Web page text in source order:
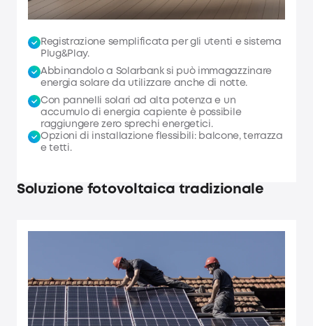
Registrazione semplificata per gli utenti e sistema
Plug&Play.
Abbinandolo a Solarbank si può immagazzinare
energia solare da utilizzare anche di notte.
Con pannelli solari ad alta potenza e un
accumulo di energia capiente è possibile
raggiungere zero sprechi energetici.
Opzioni di installazione flessibili: balcone, terrazza